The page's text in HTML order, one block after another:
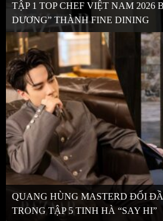
TẬP 1 TOP CHEF VIỆT NAM
DƯƠNG” THÀNH FINE DINING
QUANG HÙNG MASTERD ĐỐI
TRONG TẬP 5 TINH HÀ “SAY HI”